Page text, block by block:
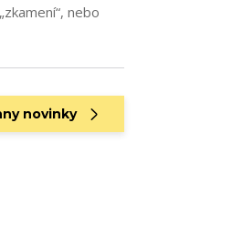
nebo
novinky